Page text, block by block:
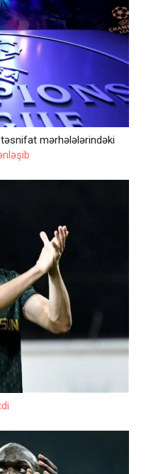
təsnifat mərhələlərindəki